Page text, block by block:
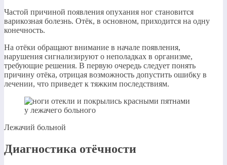
Частой причиной появления опухания ног становится
варикозная болезнь. Отёк, в основном, приходится на одну
конечность.
На отёки обращают внимание в начале появления,
нарушения сигнализируют о неполадках в организме,
требующие решения. В первую очередь следует понять
причину отёка, отрицая возможность допустить ошибку в
лечении, что приведет к тяжким последствиям.
Лежачий больной
Диагностика отёчности